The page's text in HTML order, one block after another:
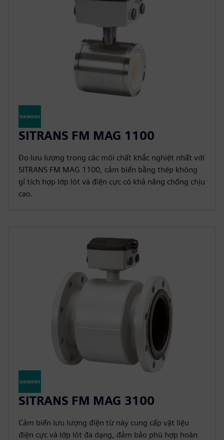
SITRANS FM MAG 1100
Đo lưu lượng trong các môi chất khắc nghiệt nhất với
SITRANS FM MAG 1100, cảm biến bằng thép không
gỉ tích hợp lớp lót và điện cực có khả năng chống chịu
cao.
SITRANS FM MAG 3100
Cảm biến lưu lượng điện từ này cung cấp vật liệu
điện cực và lớp lót đa dạng, đảm bảo phù hợp hoàn